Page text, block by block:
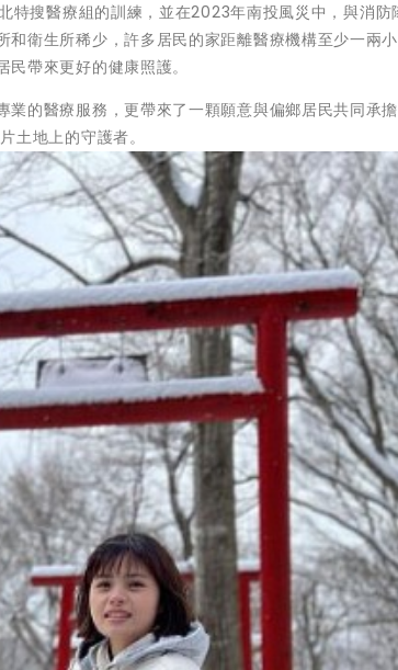
特搜醫療組的訓練，並在2023年南投風災中，與消防
衛生所稀少，許多居民的家距離醫療機構至少一兩
帶來更好的健康照護。
的醫療服務，更帶來了一顆願意與偏鄉居民共同承
土地上的守護者。